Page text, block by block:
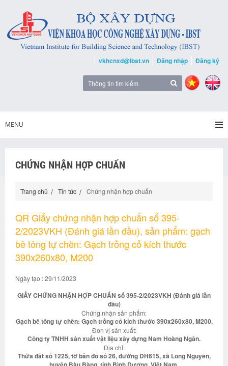
vkhcnxd@ibst.vn Đăng nhập Đăng ký
MENU
CHỨNG NHẬN HỢP CHUẨN
Trang chủ Tin tức Chứng nhận hợp chuẩn
QR Giấy chứng nhận hợp chuẩn số 395-
2/2023VKH (Đánh giá lần đầu), sản phẩm: gạch
bê tông tự chèn: Gạch trồng cỏ kích thước
390x260x80, M200
Ngày tạo : 29/11/2023
GIẤY CHỨNG NHẬN HỢP CHUẨN số 395-2/2023VKH (Đánh giá lần
đầu)
Chứng nhận sản phẩm:
Gạch bê tông tự chèn: Gạch trồng cỏ kích thước 390x260x80, M200.
Đơn vị sản xuất:
Công ty TNHH sản xuất vật liệu xây dựng Nam Hoàng Ngân.
Địa chỉ:
Thửa đất số 1225, tờ bản đồ số 26, đường DH615, xã Long Nguyên,